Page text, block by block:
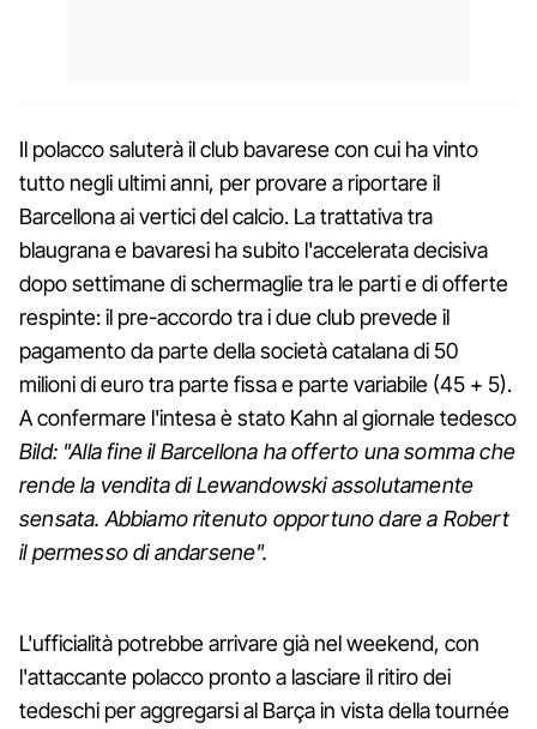
Il polacco saluterà il club bavarese con cui ha vinto
tutto negli ultimi anni, per provare a riportare il
Barcellona ai vertici del calcio. La trattativa tra
blaugrana e bavaresi ha subito l'accelerata decisiva
dopo settimane di schermaglie tra le parti e di offerte
respinte: il pre-accordo tra i due club prevede il
pagamento da parte della società catalana di 50
milioni di euro tra parte fissa e parte variabile (45 + 5).
A confermare l'intesa è stato Kahn al giornale tedesco
Bild: "Alla fine il Barcellona ha offerto una somma che
rende la vendita di Lewandowski assolutamente
sensata. Abbiamo ritenuto opportuno dare a Robert
il permesso di andarsene".
L'ufficialità potrebbe arrivare già nel weekend, con
l'attaccante polacco pronto a lasciare il ritiro dei
tedeschi per aggregarsi al Barça in vista della tournée